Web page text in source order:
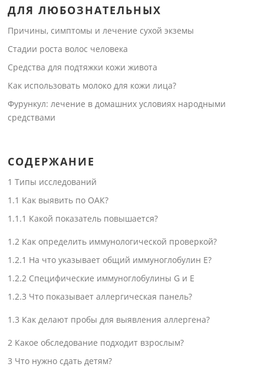
ДЛЯ ЛЮБОЗНАТЕЛЬНЫХ
Причины, симптомы и лечение сухой экземы
Стадии роста волос человека
Средства для подтяжки кожи живота
Как использовать молоко для кожи лица?
Фурункул: лечение в домашних условиях народными
средствами
СОДЕРЖАНИЕ
1 Типы исследований
1.1 Как выявить по ОАК?
1.1.1 Какой показатель повышается?
1.2 Как определить иммунологической проверкой?
1.2.1 На что указывает общий иммуноглобулин Е?
1.2.2 Специфические иммуноглобулины G и E
1.2.3 Что показывает аллергическая панель?
1.3 Как делают пробы для выявления аллергена?
2 Какое обследование подходит взрослым?
3 Что нужно сдать детям?